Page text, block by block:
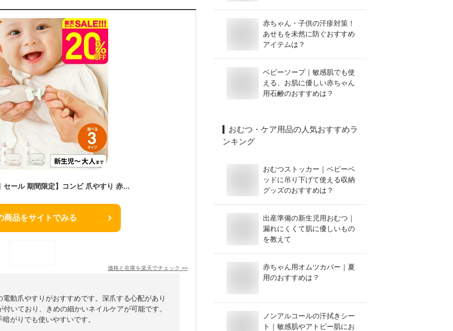
【スーパーSALE 割引 セール 期間限定】コンビ 爪やすり 赤ちゃん 電動 Combi 赤ちゃんとママのネイルケアセット / 赤ちゃん用 ネイルケア 爪ヤスリ アタッチメント ソフト ミディアム ハード シェービング 表面みがき 研磨やすり LEDライト付 ベビー用品 出産準備
商品をサイトでみる
価格と在庫を楽天でチェック >>
動爪やすりがおすすめです。深爪する心配があり
いており、きめの細かいネイルケアが可能です。
がりでも使いやすいです。
赤ちゃん・子供の汗疹対策！
あせもを未然に防ぐおすすめ
アイテムは？
ベビーソープ｜敏感肌でも使
える、お肌に優しい赤ちゃん
用石鹸のおすすめは？
おむつ・ケア用品の人気おすすめラ
ンキング
おむつストッカー｜ベビーベ
ッドに吊り下げて使える収納
グッズのおすすめは？
出産準備の新生児用おむつ｜
漏れにくくて肌に優しいもの
を教えて
赤ちゃん用オムツカバー｜夏
用のおすすめは？
ノンアルコールの汗拭きシー
ト｜敏感肌やアトピー肌にお